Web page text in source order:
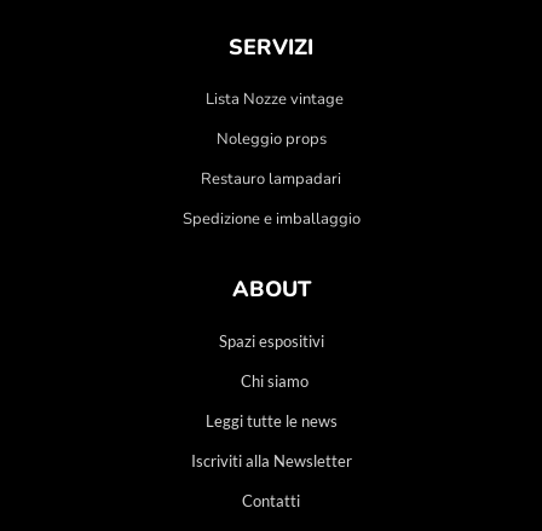
SERVIZI
Lista Nozze vintage
Noleggio props
Restauro lampadari
Spedizione e imballaggio
ABOUT
Spazi espositivi
Chi siamo
Leggi tutte le news
Iscriviti alla Newsletter
Contatti